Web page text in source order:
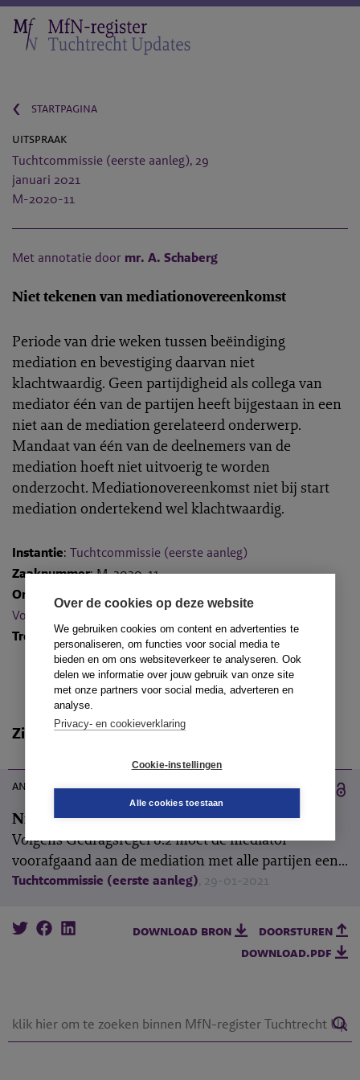
Over de cookies op deze website
We gebruiken cookies om content en advertenties te
personaliseren, om functies voor social media te
bieden en om ons websiteverkeer te analyseren. Ook
delen we informatie over jouw gebruik van onze site
met onze partners voor social media, adverteren en
analyse.
Privacy- en cookieverklaring
Cookie-instellingen
Alle cookies toestaan
‹
startpagina
uitspraak
Tuchtcommissie (eerste aanleg), 29
januari 2021
M-2020-11
Met annotatie door mr. A. Schaberg
Niet tekenen van mediationovereenkomst
Periode van drie weken tussen beëindiging
mediation en bevestiging daarvan niet
klachtwaardig. Geen partijdigheid als collega van
mediator één van de partijen heeft bijgestaan in een
niet aan de mediation gerelateerd onderwerp.
Mandaat van één van de deelnemers van de
mediation hoeft niet uitvoerig te worden
onderzocht. Mediationovereenkomst niet bij start
mediation ondertekend wel klachtwaardig.
Instantie: Tuchtcommissie (eerste aanleg)
Zaaknummer: M-2020-11
Onderwerpen: Informed consent Onpartijdigheid
Voorfase mediation
Werkwijze
Trefwoorden: Arbeid
Zie ook
annotatie
Niet tekenen van mediationovereenkomst
Volgens Gedragsregel 8.2 moet de mediator
voorafgaand aan de mediation met alle partijen een...
Tuchtcommissie (eerste aanleg), 29-01-2021
download bron
doorsturen
download.pdf